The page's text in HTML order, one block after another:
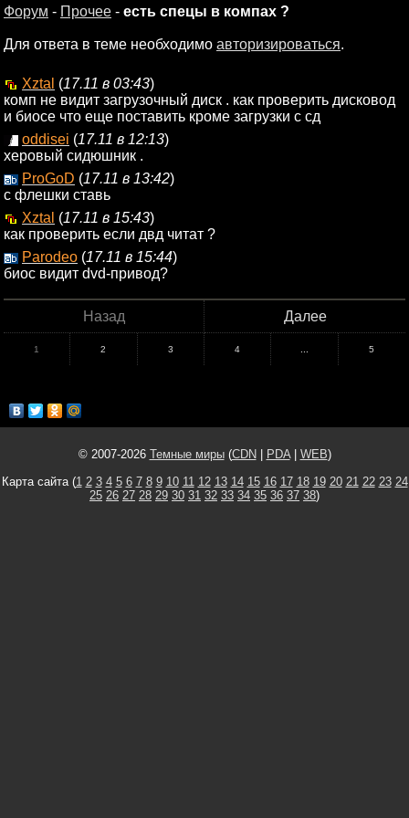
Форум - Прочее - есть спецы в компах ?
Для ответа в теме необходимо авторизироваться.
Xztal (17.11 в 03:43)
комп не видит загрузочный диск . как проверить дисковод
и биосе что еще поставить кроме загрузки с сд
oddisei (17.11 в 12:13)
херовый сидюшник .
ProGoD (17.11 в 13:42)
с флешки ставь
Xztal (17.11 в 15:43)
как проверить если двд читат ?
Parodeo (17.11 в 15:44)
биос видит dvd-привод?
Назад Далее
1 2 3 4 5
© 2007-2026 Темные миры(CDN PDA| WEB)
Карта сайта (1 2 3 4 5 6 7 8 9 10 11 12 13 14 15 16 17 18 19 20 21 22 23 24
25 26 27 28 29 30 31 32 33 34 35 36 37 38)